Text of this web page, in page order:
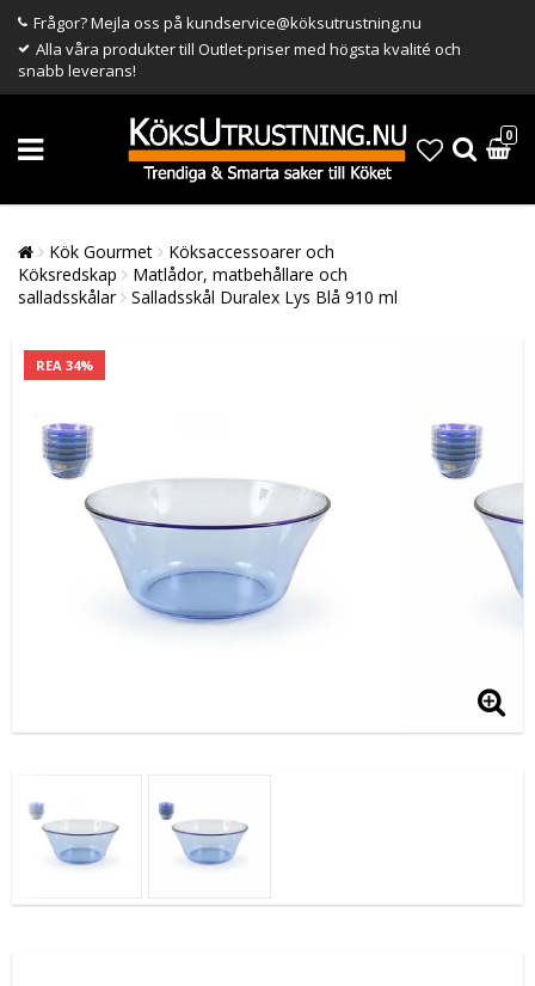
Frågor? Mejla oss på kundservice@köksutrustning.nu
Alla våra produkter till Outlet-priser med högsta kvalité och
snabb leverans!
0
Kök Gourmet
Köksaccessoarer och
Köksredskap
Matlådor, matbehållare och
salladsskålar
Salladsskål Duralex Lys Blå 910 ml
REA 34%